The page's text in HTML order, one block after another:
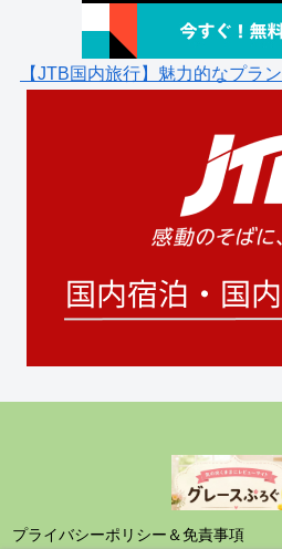
【JTB国内旅行】魅力的なプラ
プライバシーポリシー＆免責事項